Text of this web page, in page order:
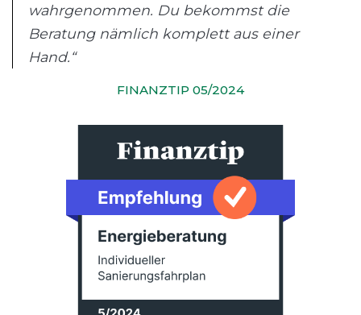
wahrgenommen. Du bekommst die
Beratung nämlich komplett aus einer
Hand.“
FINANZTIP 05/2024